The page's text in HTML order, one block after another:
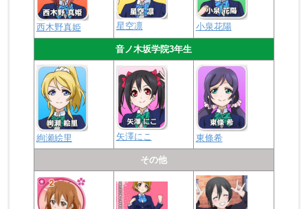
西木野真姫 星空凛 小泉花陽
音ノ木坂学院3年生
絢瀬絵里 矢澤にこ 東條希
その他